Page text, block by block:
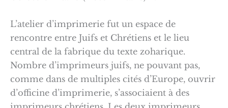
L’atelier d’imprimerie fut un espace de
rencontre entre Juifs et Chrétiens et le lieu
central de la fabrique du texte zoharique.
Nombre d’imprimeurs juifs, ne pouvant pas,
comme dans de multiples cités d’Europe, ouvrir
d’officine d’imprimerie, s’associaient à des